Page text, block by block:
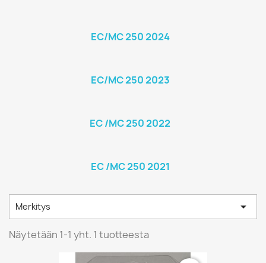
EC/MC 250 2024
EC/MC 250 2023
EC /MC 250 2022
EC /MC 250 2021
Merkitys 
Näytetään 1-1 yht. 1 tuotteesta